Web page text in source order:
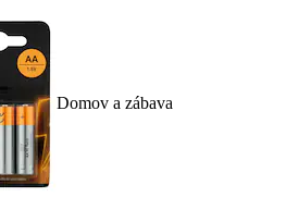
Domov a zábava